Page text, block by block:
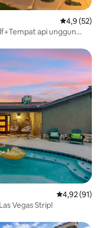
Nilai rata-
4,9 (52)
api unggun
Nilai rata-rata
4,92 (91)
Vegas Strip!